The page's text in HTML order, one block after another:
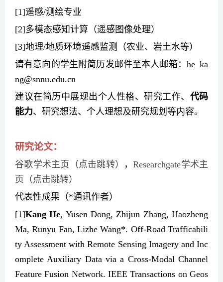
[1]遥感/测绘专业
[2]多模态感知计算（遥感图像处理）
[3]地理/地质环境遥感监测（农业、 岩土水等）
请有意向的学生附简历发邮件至本人邮箱： he_ka
ng@snnu.edu.cn
建议在简历中展现出个人性格、研究工作、 代码
能力、研究想法、个人理想及研究规划等内容。
研究论文：
谷歌学术主页（点击跳转） ，Researchgate学术主
页（点击跳转）
代表性成果（*通讯作者）
[1]Kang He, Yusen Dong, Zhijun Zhang, Haozheng
Ma, Runyu Fan, Lizhe Wang*. Off-Road Trafficabili
ty Assessment with Remote Sensing Imagery and Inc
omplete Auxiliary Data via a Cross-Modal Channel
Feature Fusion Network. IEEE Transactions on Geos